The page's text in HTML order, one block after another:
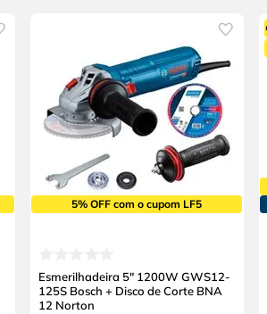
5% OFF com o cupom LF5
Esmerilhadeira 5" 1200W GWS12-
125S Bosch + Disco de Corte BNA
12 Norton